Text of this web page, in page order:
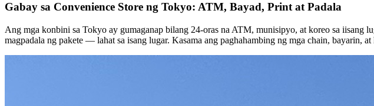
Gabay sa Convenience Store ng Tokyo: ATM, Bayad, Print at Padala
Ang mga konbini sa Tokyo ay gumaganap bilang 24-oras na ATM, munisipyo, at koreo sa
magpadala ng pakete — lahat sa isang lugar. Kasama ang paghahambing ng mga chain, bayarin,